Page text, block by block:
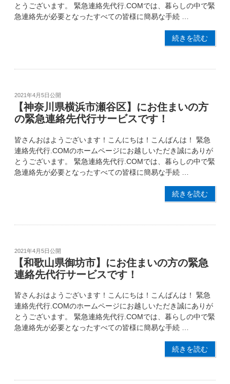
とうございます。 緊急連絡先代行.COMでは、暮らしの中で緊
急連絡先が必要となったすべての皆様に簡易な手続 …
続きを読む
2021年4月5日公開
【神奈川県横浜市瀬谷区】にお住まいの方
の緊急連絡先代行サービスです！
皆さんおはようございます！こんにちは！こんばんは！ 緊急
連絡先代行.COMのホームページにお越しいただき誠にありが
とうございます。 緊急連絡先代行.COMでは、暮らしの中で緊
急連絡先が必要となったすべての皆様に簡易な手続 …
続きを読む
2021年4月5日公開
【和歌山県御坊市】にお住まいの方の緊急
連絡先代行サービスです！
皆さんおはようございます！こんにちは！こんばんは！ 緊急
連絡先代行.COMのホームページにお越しいただき誠にありが
とうございます。 緊急連絡先代行.COMでは、暮らしの中で緊
急連絡先が必要となったすべての皆様に簡易な手続 …
続きを読む